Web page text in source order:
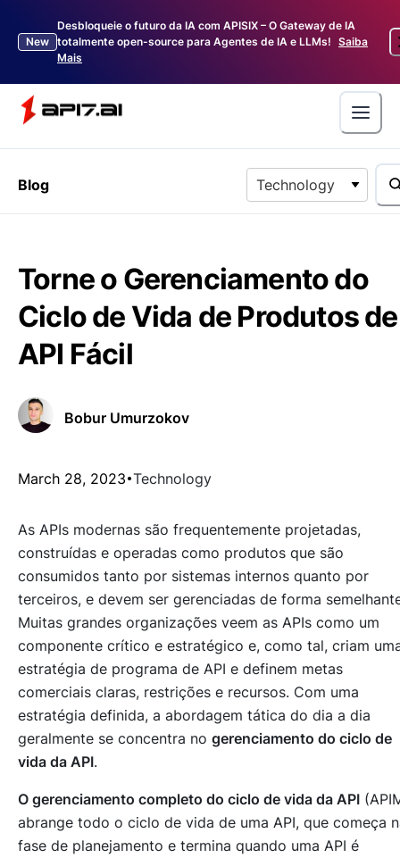
New
Desbloqueie o futuro da IA com APISIX – O Gateway de IA
totalmente open-source para Agentes de IA e LLMs! Saiba
Mais
Blog Technology
Torne o Gerenciamento do
Ciclo de Vida de Produtos de
API Fácil
Bobur Umurzokov
March 28, 2023 Technology
As APIs modernas são frequentemente projetadas,
construídas e operadas como produtos que são
consumidos tanto por sistemas internos quanto por
terceiros, e devem ser gerenciadas de forma
Muitas grandes organizações veem as APIs como um
componente crítico e estratégico e, como tal, criam
estratégia de programa de API e definem metas
comerciais claras, restrições e recursos. Com uma
estratégia definida, a abordagem tática do dia a dia
geralmente se concentra no gerenciamento do ciclo de
vida da API.
O gerenciamento completo do ciclo de vida da API
abrange todo o ciclo de vida de uma API, que começa
fase de planejamento e termina quando uma API é